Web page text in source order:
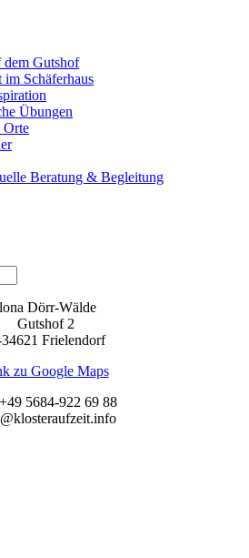
dem Gutshof
im Schäferhaus
Übungen
Orte
Beratung & Begleitung
Dörr-Wälde
Gutshof 2
Frielendorf
zu Google Maps
5684-922 69 88